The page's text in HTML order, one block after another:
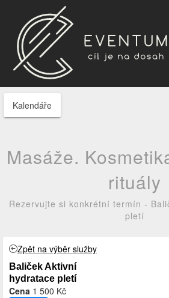
Kalendáře
Masáže.
rituály
Rezervujte si konkrétní termín -
pletí
Zpět na výběr služby
Baliček Aktivní
hydratace pletí
Cena 1 500 Kč